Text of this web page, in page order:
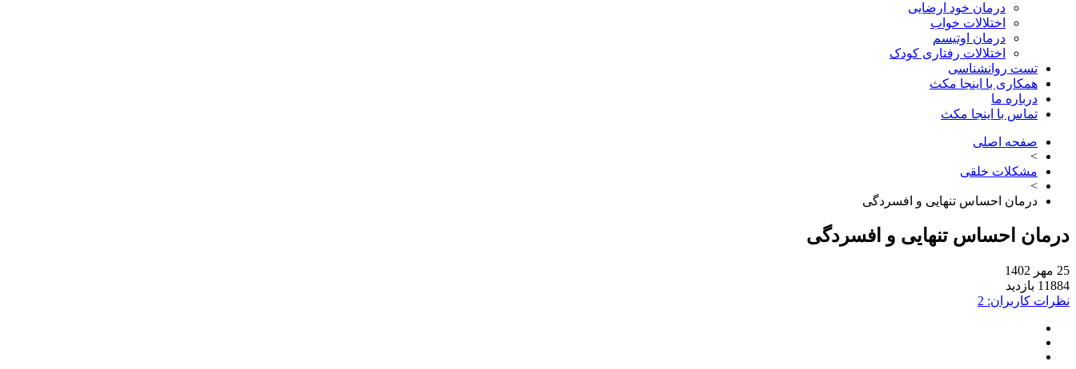
درمان خود ارضایی
اختلالات خواب
درمان اوتیسم
اختلالات رفتاری کودک
تست روانشناسی
همکاری با اینجا مکث
درباره ما
تماس با اینجا مکث
صفحه اصلی
>
مشکلات خلقی
>
درمان احساس تنهایی و افسردگی
درمان احساس تنهایی و افسردگی
25 مهر 1402
11884 بازدید
نظرات کاربران: 2